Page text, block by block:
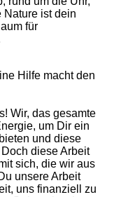
Nature ist dein
für
Hilfe macht den
Wir, das gesamte
um Dir ein
und diese
diese Arbeit
sich, die wir aus
unsere Arbeit
uns finanziell zu